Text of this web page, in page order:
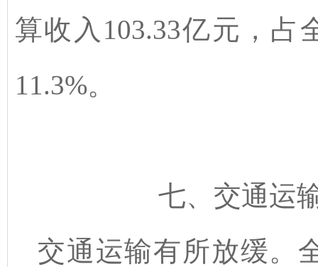
算收入103.33亿元，占
11.3%。
七、 交通运
交通运输有所放缓。